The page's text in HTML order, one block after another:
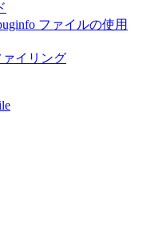
ファイルの使用
ァイリング